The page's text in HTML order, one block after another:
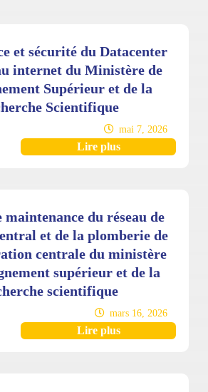
et sécurité du Datacenter
internet du Ministère de
Supérieur et de la
Scientifique
mai 7, 2026
Lire plus
maintenance du réseau de
et de la plomberie de
centrale du ministère
supérieur et de la
scientifique
mars 16, 2026
Lire plus